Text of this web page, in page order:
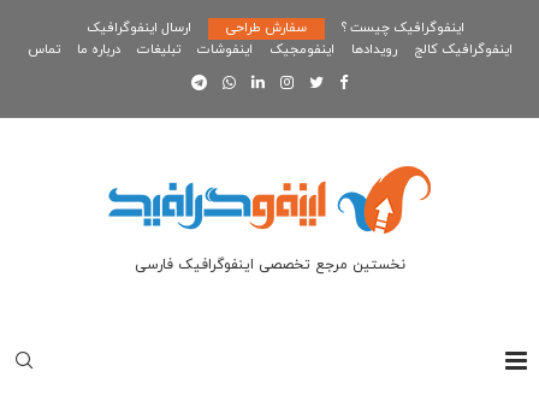
اینفوگرافیک چیست ؟ سفارش طراحی
ارسال اینفوگرافیک
اینفوگرافیک کالج
رویدادها اینفومجیک اینفوشات تبلیغات درباره ما تماس
نخستین مرجع تخصصی اینفوگرافیک فارسی